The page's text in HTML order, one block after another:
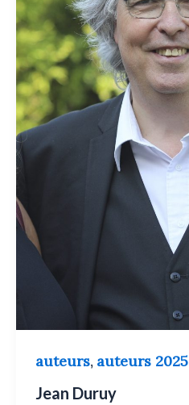
auteurs, auteurs 2025
Jean Duruy